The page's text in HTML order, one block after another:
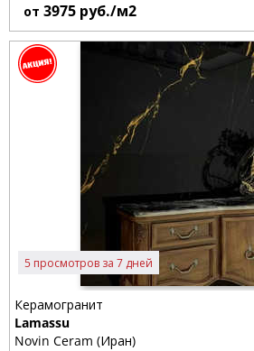
от 3975 руб./м2
5 просмотров за 7 дней
Керамогранит
Lamassu
Novin Ceram (Иран)